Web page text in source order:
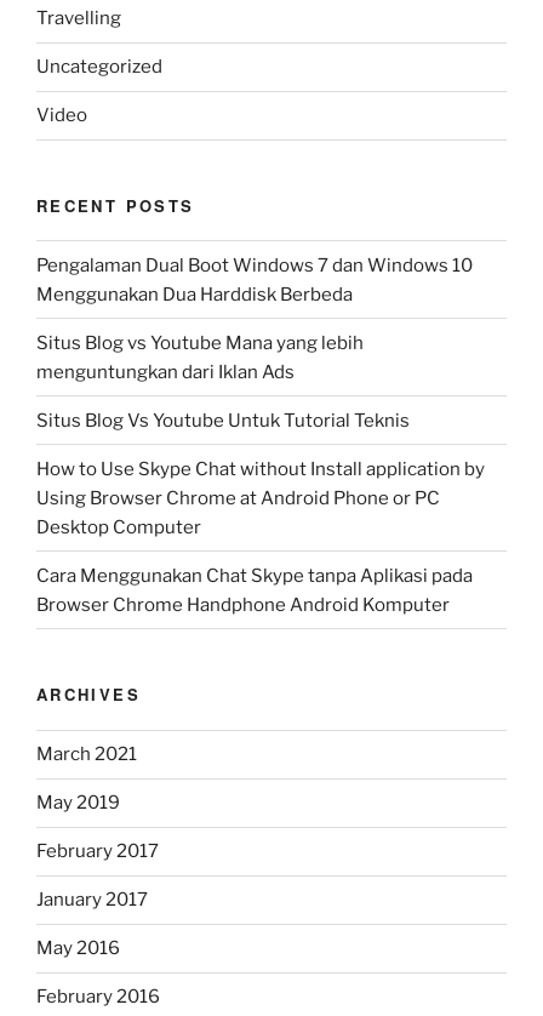
Travelling
Uncategorized
Video
RECENT POSTS
Pengalaman Dual Boot Windows 7 dan Windows 10
Menggunakan Dua Harddisk Berbeda
Situs Blog vs Youtube Mana yang lebih
menguntungkan dari Iklan Ads
Situs Blog Vs Youtube Untuk Tutorial Teknis
How to Use Skype Chat without Install application by
Using Browser Chrome at Android Phone or PC
Desktop Computer
Cara Menggunakan Chat Skype tanpa Aplikasi pada
Browser Chrome Handphone Android Komputer
ARCHIVES
March 2021
May 2019
February 2017
January 2017
May 2016
February 2016